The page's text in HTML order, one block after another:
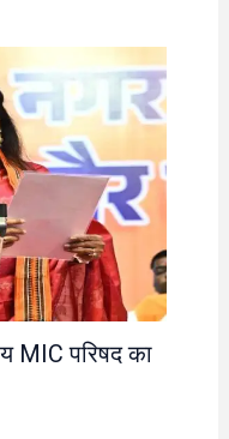
MIC परिषद का